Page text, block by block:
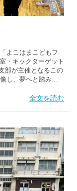
よこはまこどもフ
・キックターゲット
部が主催となるこの
し、夢へと踏み出
クショップでの体験
トやマスコットとの
武道館来場人数約
全文を読む